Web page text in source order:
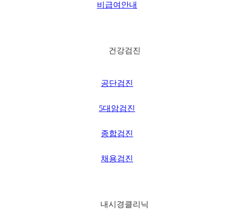
日本語
비급여안내
건강검진
공단검진
5대암검진
종합검진
채용검진
내시경클리닉